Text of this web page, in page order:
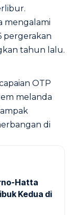
mengalami
pergerakan
tahun lalu.
OTP
melanda
di
Hatta
Kedua di